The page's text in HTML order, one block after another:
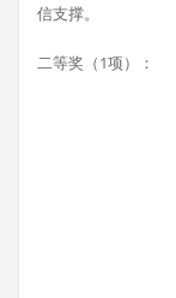
信支撑。
二等奖（1项）：